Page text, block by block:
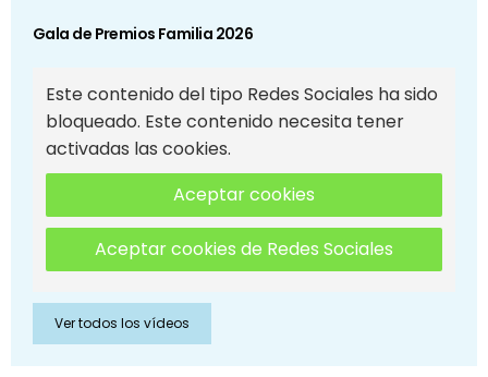
Gala de Premios Familia 2026
Este contenido del tipo Redes Sociales ha sido
bloqueado. Este contenido necesita tener
activadas las cookies.
Aceptar cookies
Aceptar cookies de Redes Sociales
Ver todos los vídeos